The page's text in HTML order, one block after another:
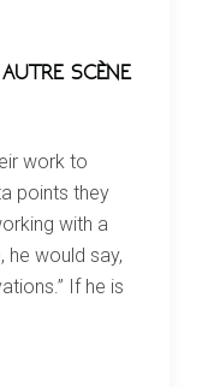
SCÈNE
work to
points they
with a
he would say,
If he is